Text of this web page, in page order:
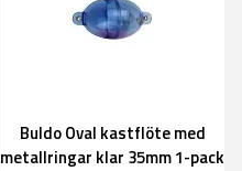
Buldo Oval kastflöte med
metallringar klar 35mm 1-pack